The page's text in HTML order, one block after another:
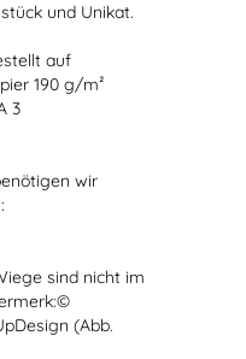
und Unikat.
auf
190 g/m²
3
wir
sind nicht im
(Abb.